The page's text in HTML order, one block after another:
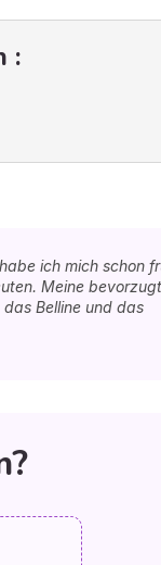
:
ich mich schon
Meine
Belline und das